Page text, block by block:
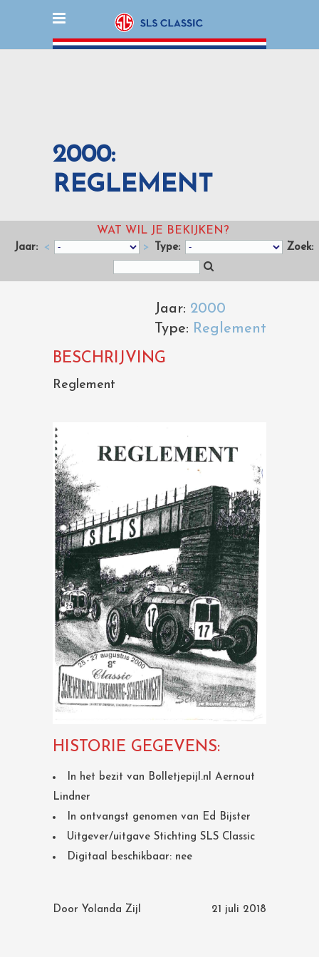
2000:
REGLEMENT
WAT WIL JE BEKIJKEN?
Jaar: < > Type: Zoek:
Jaar: 2000
Type: Reglement
BESCHRIJVING
Reglement
HISTORIE GEGEVENS:
In het bezit van Bolletjepijl.nl Aernout
Lindner
In ontvangst genomen van Ed Bijster
Uitgever/uitgave Stichting SLS Classic
Digitaal beschikbaar: nee
Door Yolanda Zijl 21 juli 2018